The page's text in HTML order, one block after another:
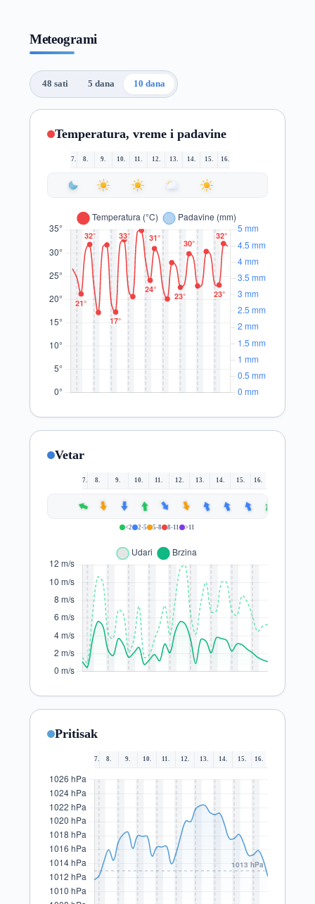
Meteogrami
48 sati 5 dana 10 dana
Temperatura, vreme i padavine
7. 8. 9. 10. 11. 12. 13. 14. 15. 16.
Vetar
7. 8. 9. 10. 11. 12. 13. 14. 15. 16.
Pritisak
7. 8. 9. 10. 11. 12. 13. 14. 15. 16.